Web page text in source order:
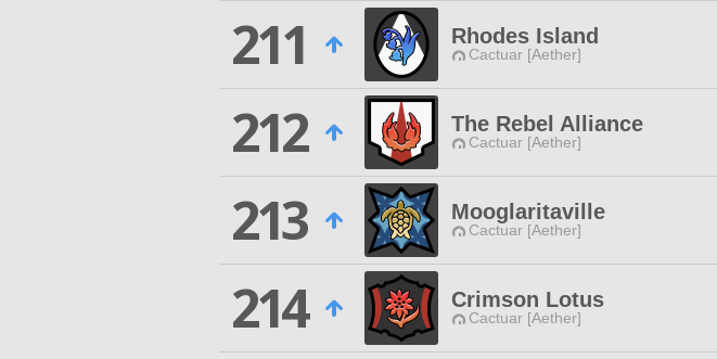
211
Rhodes Island
Cactuar [Aether]
212
The Rebel Alliance
Cactuar [Aether]
213
Mooglaritaville
Cactuar [Aether]
214
Crimson Lotus
Cactuar [Aether]